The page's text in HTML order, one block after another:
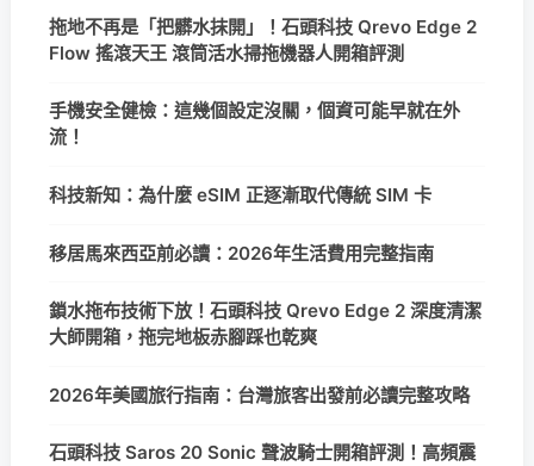
拖地不再是「把髒水抹開」！石頭科技 Qrevo Edge 2
Flow 搖滾天王 滾筒活水掃拖機器人開箱評測
手機安全健檢：這幾個設定沒關，個資可能早就在外
流！
科技新知：為什麼 eSIM 正逐漸取代傳統 SIM 卡
移居馬來西亞前必讀：2026年生活費用完整指南
鎖水拖布技術下放！石頭科技 Qrevo Edge 2 深度清潔
大師開箱，拖完地板赤腳踩也乾爽
2026年美國旅行指南：台灣旅客出發前必讀完整攻略
石頭科技 Saros 20 Sonic 聲波騎士開箱評測！高頻震